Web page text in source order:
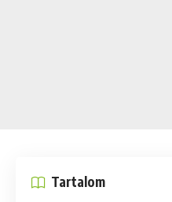
Tartalom